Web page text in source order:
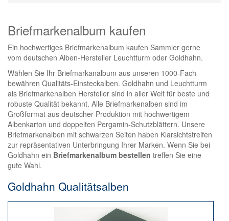
Briefmarkenalbum kaufen
Ein hochwertiges Briefmarkenalbum kaufen Sammler gerne
vom deutschen Alben-Hersteller Leuchtturm oder Goldhahn.
Wählen Sie Ihr Briefmarkanalbum aus unseren 1000-Fach
bewähren Qualitäts-Einsteckalben. Goldhahn und Leuchtturm
als Briefmarkenalben Hersteller sind in aller Welt für beste und
robuste Qualität bekannt. Alle Briefmarkenalben sind im
Großformat aus deutscher Produktion mit hochwertigem
Albenkarton und doppelten Pergamin-Schutzblättern. Unsere
Briefmarkenalben mit schwarzen Seiten haben Klarsichtstreifen
zur repräsentativen Unterbringung Ihrer Marken. Wenn Sie bei
Goldhahn ein Briefmarkenalbum bestellen treffen Sie eine
gute Wahl.
Goldhahn Qualitätsalben